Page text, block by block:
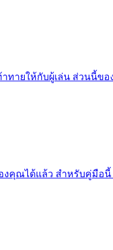
ทายให้กับผู้เล่น ส่วนนี้
ณได้แล้ว สำหรับคู่มือนี้ เ